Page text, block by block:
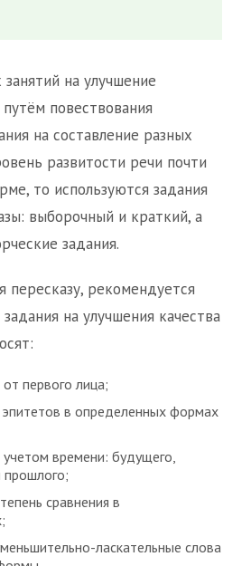
на улучшение
повествования
на составление разных
развитости речи почти
то используются задания
выборочный и краткий, а
задания.
пересказу, рекомендуется
на улучшения качества
первого лица;
в определенных формах
учетом времени: будущего,
прошлого;
сравнения в
ласкательные слова